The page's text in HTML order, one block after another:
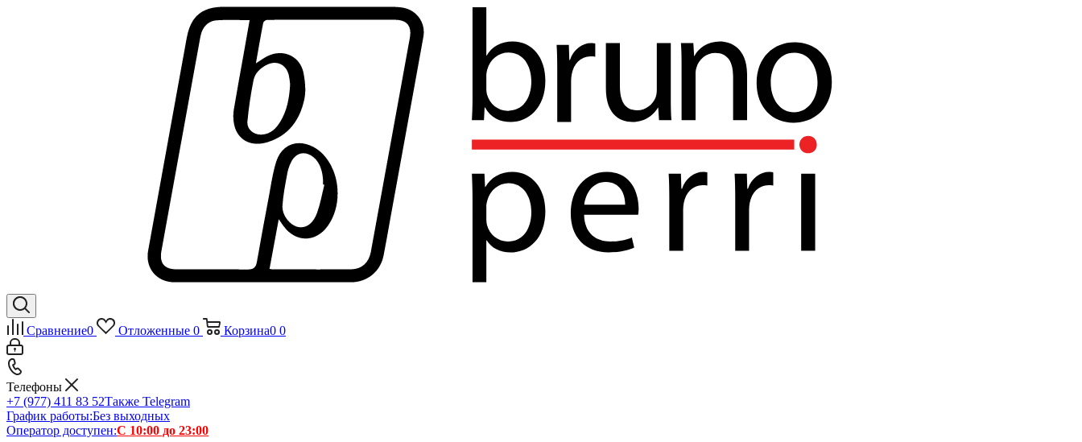
Сравнение0 Отложенные 0 Корзина0 0
Телефоны
+7 (977) 411 83 52Также Telegram
График работы:Без выходных
Оператор доступен:С 10:00 до 23:00